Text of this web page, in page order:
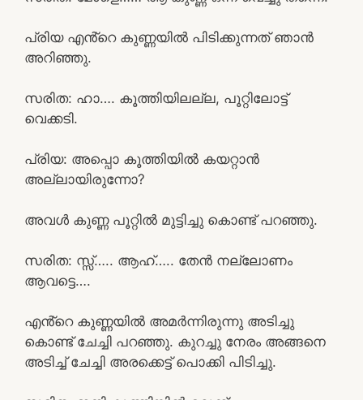
പ്രിയ എൻ്റെ കുണ്ണയിൽ പിടിക്കുന്നത് ഞാൻ
അറിഞ്ഞു.
സരിത: ഹാ…. കൂത്തിയിലല്ല, പൂറ്റിലോട്ട്
വെക്കടി.
പ്രിയ: അപ്പൊ കൂത്തിയിൽ കയറ്റാൻ
അല്ലായിരുന്നോ?
അവൾ കുണ്ണ പൂറ്റിൽ മുട്ടിച്ചു കൊണ്ട് പറഞ്ഞു.
സരിത: സ്സ്‌….. ആഹ്….. തേൻ നല്ലോണം
ആവട്ടെ….
എൻ്റെ കുണ്ണയിൽ അമർന്നിരുന്നു അടിച്ചു
കൊണ്ട് ചേച്ചി പറഞ്ഞു. കുറച്ചു നേരം അങ്ങനെ
അടിച്ച് ചേച്ചി അരക്കെട്ട് പൊക്കി പിടിച്ചു.